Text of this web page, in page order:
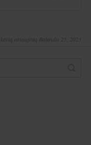
atnaujintą Balandis 25, 2023